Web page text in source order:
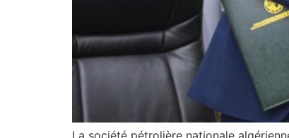
La société pétrolière nationale